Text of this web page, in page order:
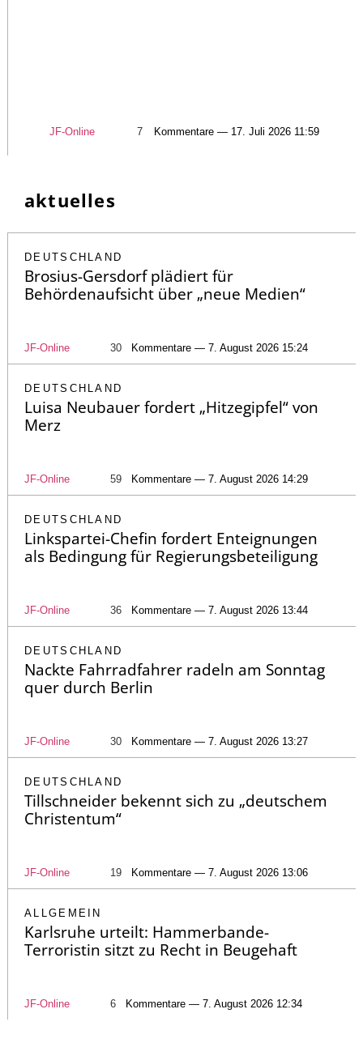
JF-Online 7 Kommentare — 17. Juli 2026 11:59
aktuelles
DEUTSCHLAND
Brosius-Gersdorf plädiert für
Behördenaufsicht über „neue Medien“
JF-Online 30 Kommentare — 7. August 2026 15:24
DEUTSCHLAND
Luisa Neubauer fordert „Hitzegipfel“ von
Merz
JF-Online 59 Kommentare — 7. August 2026 14:29
DEUTSCHLAND
Linkspartei-Chefin fordert Enteignungen
als Bedingung für Regierungsbeteiligung
JF-Online 36 Kommentare — 7. August 2026 13:44
DEUTSCHLAND
Nackte Fahrradfahrer radeln am Sonntag
quer durch Berlin
JF-Online 30 Kommentare — 7. August 2026 13:27
DEUTSCHLAND
Tillschneider bekennt sich zu „deutschem
Christentum“
JF-Online 19 Kommentare — 7. August 2026 13:06
ALLGEMEIN
Karlsruhe urteilt: Hammerbande-
Terroristin sitzt zu Recht in Beugehaft
JF-Online 6 Kommentare — 7. August 2026 12:34